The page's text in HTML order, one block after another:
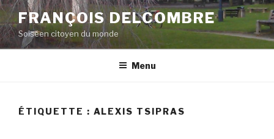
Aller
au
contenu
principal
FRANÇOIS DELCOMBRE
Soiséen citoyen du monde
Menu
ÉTIQUETTE : ALEXIS TSIPRAS